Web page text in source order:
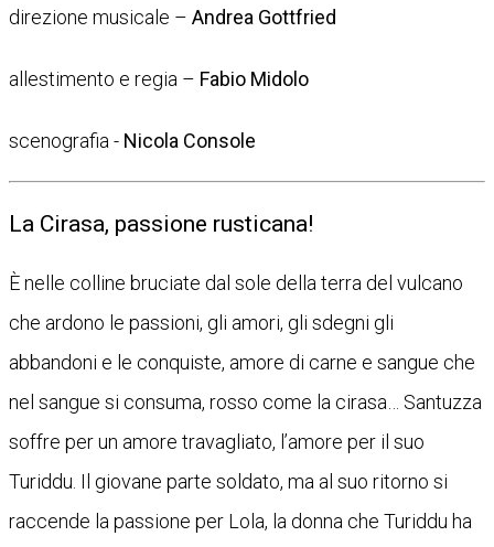
direzione musicale – Andrea Gottfried
allestimento e regia – Fabio Midolo
scenografia - Nicola Console
La Cirasa, passione rusticana!
È nelle colline bruciate dal sole della terra del vulcano
che ardono le passioni, gli amori, gli sdegni gli
abbandoni e le conquiste, amore di carne e sangue che
nel sangue si consuma, rosso come la cirasa… Santuzza
soffre per un amore travagliato, l’amore per il suo
Turiddu. Il giovane parte soldato, ma al suo ritorno si
raccende la passione per Lola, la donna che Turiddu ha